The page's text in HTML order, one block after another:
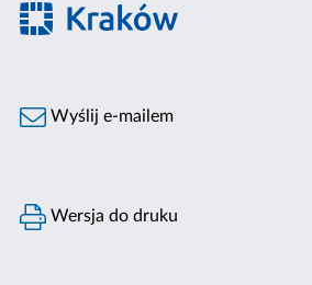
Wyślij e-mailem
Wersja do druku